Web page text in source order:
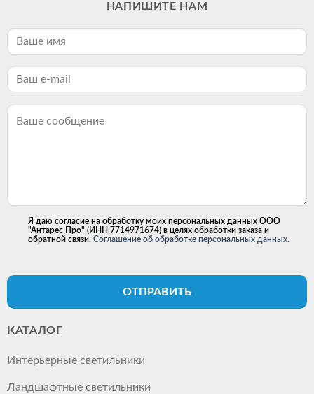
НАПИШИТЕ НАМ
Я даю согласие на обработку моих персональных данных ООО
"Антарес Про" (ИНН:7714971674) в целях обработки заказа и
обратной связи. Соглашение об обработке персональных данных.
ОТПРАВИТЬ
КАТАЛОГ
Интерьерные светильники
Ландшафтные светильники